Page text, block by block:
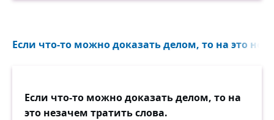
Если что-то можно доказать делом, то на это
Если что-то можно доказать делом, то на
это незачем тратить слова.